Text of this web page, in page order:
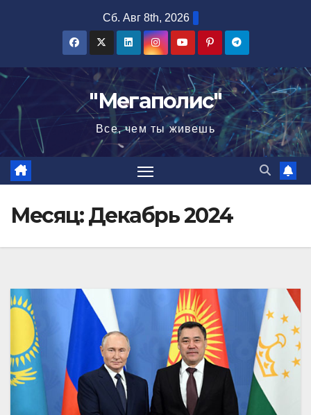
Сб. Авг 8th, 2026
"Мегаполис"
Все, чем ты живешь
Месяц:Декабрь 2024